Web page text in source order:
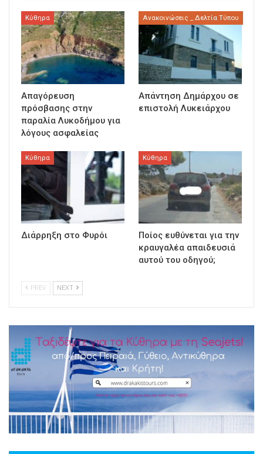
Κύθηρα
Απαγόρευση
πρόσβασης στην
παραλία Λυκοδήμου για
λόγους ασφαλείας
Ανακοινώσεις _ Δελτία Τύπου
Απάντηση Δημάρχου σε
επιστολή Λυκειάρχου
Κύθηρα
Διάρρηξη στο Φυρόι
Κύθηρα
Ποίος ευθύνεται για την
κραυγαλέα απαιδευσιά
αυτού του οδηγού;
PREV NEXT